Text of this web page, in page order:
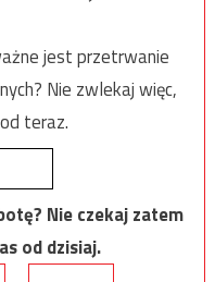
jest przetrwanie
Nie zwlekaj więc,
teraz.
Nie czekaj zatem
od dzisiaj.